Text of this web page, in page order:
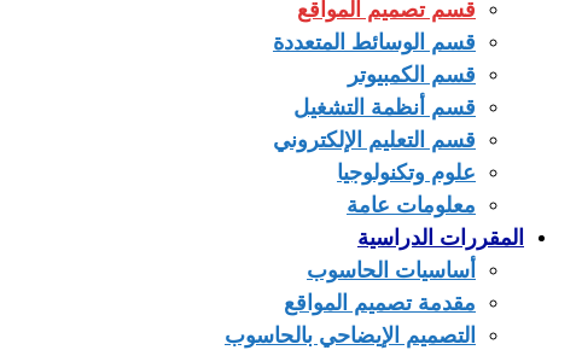
قسم تصميم المواقع
قسم الوسائط المتعددة
قسم الكمبيوتر
قسم أنظمة التشغيل
قسم التعليم الإلكتروني
علوم وتكنولوجيا
معلومات عامة
المقررات الدراسية
أساسيات الحاسوب
مقدمة تصميم المواقع
التصميم الإيضاحي بالحاسوب